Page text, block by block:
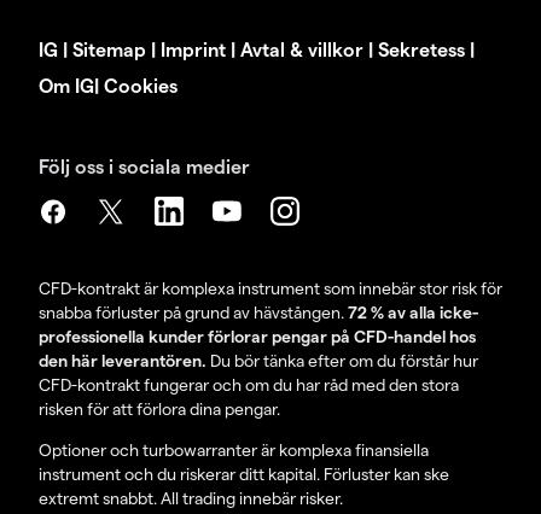
IG | Sitemap | Imprint | Avtal & villkor | Sekretess |
Om IG| Cookies
Följ oss i sociala medier
CFD-kontrakt är komplexa instrument som innebär stor risk för
snabba förluster på grund av hävstången.72 % av alla icke-
professionella kunder förlorar pengar på CFD-handel hos
den här leverantören. Du bör tänka efter om du förstår hur
CFD-kontrakt fungerar och om du har råd med den stora
risken för att förlora dina pengar.
Optioner och turbowarranter är komplexa finansiella
instrument och du riskerar ditt kapital. Förluster kan ske
extremt snabbt. All trading innebär risker.